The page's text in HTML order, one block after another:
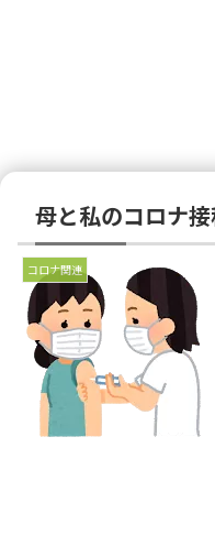
母と私のコロナ
コロナ関連